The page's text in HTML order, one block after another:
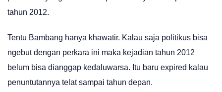
tahun 2012.
Tentu Bambang hanya khawatir. Kalau saja politikus bisa
ngebut dengan perkara ini maka kejadian tahun 2012
belum bisa dianggap kedaluwarsa. Itu baru expired kalau
penuntutannya telat sampai tahun depan.